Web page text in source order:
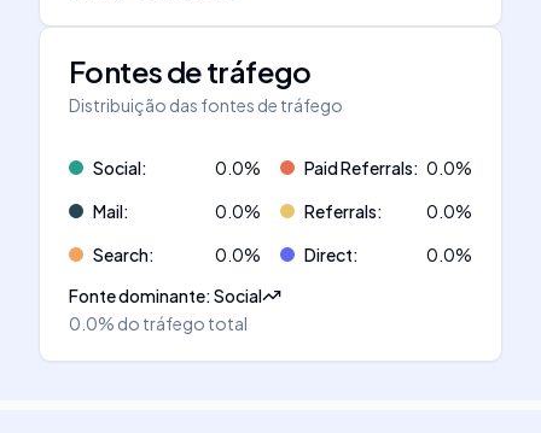
Fontes de tráfego
Distribuição das fontes de tráfego
Social: 0.0% Paid Referrals: 0.0%
Mail: 0.0% Referrals: 0.0%
Search: 0.0% Direct: 0.0%
Fonte dominante:Social
0.0% do tráfego total